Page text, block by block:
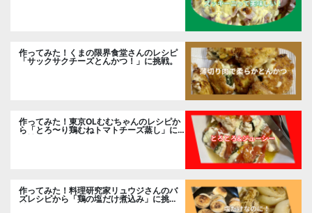
作ってみた！くまの限界食堂さんのレシピ
「サックサクチーズとんかつ！」に挑戦。
作ってみた！東京OLむむちゃんのレシピか
ら「とろ〜り鶏むねトマトチーズ蒸し」に
作ってみた！料理研究家リュウジさんのバ
ズレシピから「鶏の塩だけ煮込み」に挑
戦。